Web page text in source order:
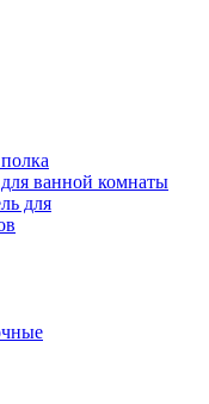
ванной комнаты
для